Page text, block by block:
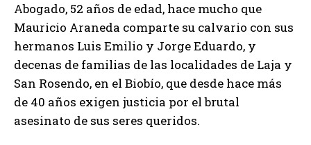
Abogado, 52 años de edad, hace mucho que
Mauricio Araneda comparte su calvario con sus
hermanos Luis Emilio y Jorge Eduardo, y
decenas de familias de las localidades de Laja y
San Rosendo, en el Biobío, que desde hace más
de 40 años exigen justicia por el brutal
asesinato de sus seres queridos.